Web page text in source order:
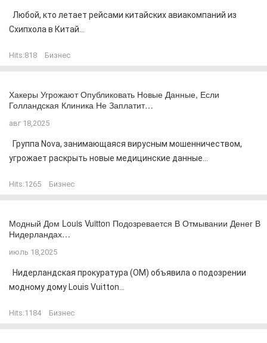
Любой, кто летает рейсами китайских авиакомпаний из
Схипхола в Китай...
Hits:818 Бизнес
Хакеры Угрожают Опубликовать Новые Данные, Если
Голландская Клиника Не Заплатит…
авг 18,2025
Группа Nova, занимающаяся вирусным мошенничеством,
угрожает раскрыть новые медицинские данные...
Hits:1265 Бизнес
Модный Дом Louis Vuitton Подозревается В Отмывании Денег В
Нидерландах…
июль 18,2025
Нидерландская прокуратура (OM) объявила о подозрении
модному дому Louis Vuitton...
Hits:1184 Бизнес